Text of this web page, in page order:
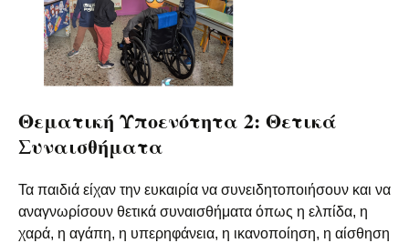
Θεματική Υποενότητα 2: Θετικά
Συναισθήματα
Τα παιδιά είχαν την ευκαιρία να συνειδητοποιήσουν και να
αναγνωρίσουν θετικά συναισθήματα όπως η ελπίδα, η
χαρά, η αγάπη, η υπερηφάνεια, η ικανοποίηση, η αίσθηση